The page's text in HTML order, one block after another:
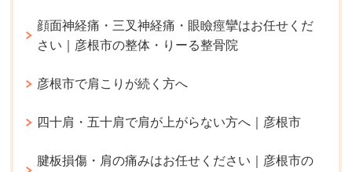
顔面神経痛・三叉神経痛・眼瞼痙攣はお任せくだ
さい｜彦根市の整体・りーる整骨院
彦根市で肩こりが続く方へ
四十肩・五十肩で肩が上がらない方へ｜彦根市
腱板損傷・肩の痛みはお任せください｜彦根市の